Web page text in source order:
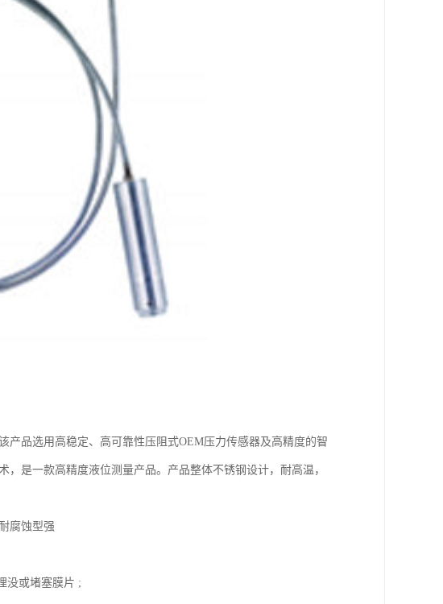
品选用高稳定、高可靠性压阻式OEM压力传感器及高精度的智
是一款高精度液位测量产品。产品整体不锈钢设计，耐高温，
腐蚀型强
没或堵塞膜片 ;